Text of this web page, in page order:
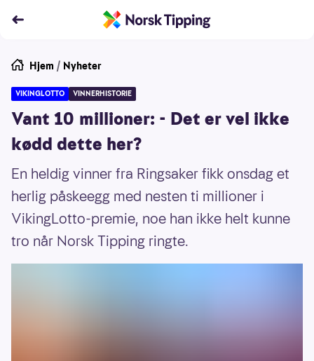
Hjem / Nyheter
VIKINGLOTTO VINNERHISTORIE
Vant 10 millioner: - Det er vel ikke
kødd dette her?
En heldig vinner fra Ringsaker fikk onsdag et
herlig påskeegg med nesten ti millioner i
VikingLotto-premie, noe han ikke helt kunne
tro når Norsk Tipping ringte.